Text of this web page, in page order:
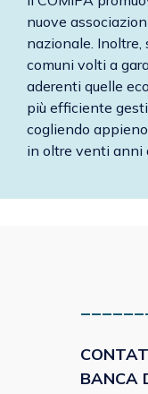
nuove
nazionale. Inoltre,
comuni volti a
aderenti quelle
più efficiente
cogliendo
in oltre venti anni
BANCA